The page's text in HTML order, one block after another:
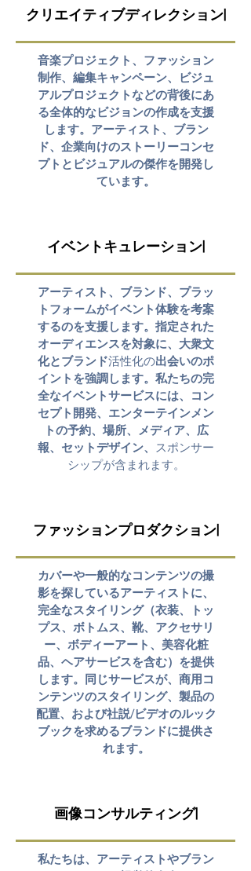
クリエイティブディレクション|
音楽プロジェクト、ファッション
制作、編集キャンペーン、ビジュ
アルプロジェクトなどの背後にあ
る全体的なビジョンの作成を支援
します。アーティスト、ブラン
ド、企業向けのストーリーコンセ
プトとビジュアルの傑作を開発し
ています。
イベントキュレーション|
アーティスト、ブランド、プラッ
トフォームがイベント体験を考案
するのを支援します。指定された
オーディエンスを対象に、大衆文
化とブランド活性化の出会いのポ
イントを強調します。私たちの完
全なイベントサービスには、コン
セプト開発、エンターテインメン
トの予約、場所、メディア、広
報、セットデザイン、 スポンサー
シップが含まれます。
ファッションプロダクション|
カバーや一般的なコンテンツの撮
影を探しているアーティストに、
完全なスタイリング（衣装、トッ
プス、ボトムス、靴、アクセサリ
ー、ボディーアート、美容化粧
品、ヘアサービスを含む）を提供
します。同じサービスが、商用コ
ンテンツのスタイリング、製品の
配置、および社説/ビデオのルック
ブックを求めるブランドに提供さ
れます。
画像コンサルティング|
私たちは、アーティストやブラン